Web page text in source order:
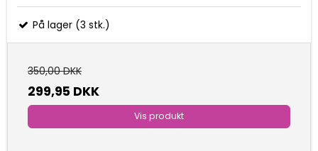
På lager (3 stk.)
350,00 DKK
299,95 DKK
Vis produkt